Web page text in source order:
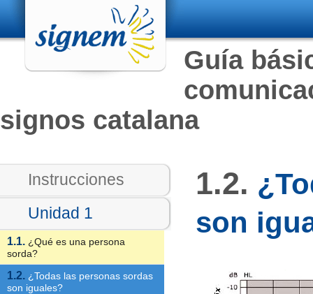
Guía
signos catalana
Instrucciones
Unidad 1
1.1. ¿Qué es una persona
sorda?
1.2. ¿Todas las personas sordas
son iguales?
1.2.
son